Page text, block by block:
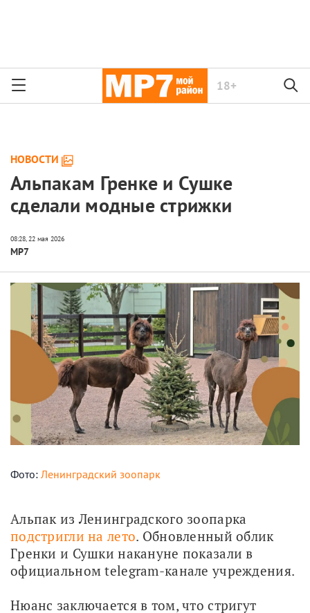
18+
НОВОСТИ
Альпакам Гренке и Сушке
сделали модные стрижки
МР7
Фото: Ленинградский зоопарк
подстригли на лето. Обновленный облик
Гренки и Сушки накануне показали в
официальном telegram-канале учреждения.
Нюанс заключается в том, что стригут